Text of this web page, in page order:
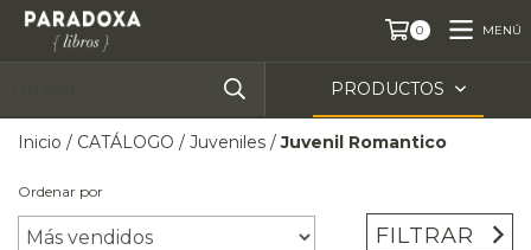
0 MENÚ
PRODUCTOS
Inicio / CATÁLOGO / Juveniles / Juvenil Romantico
Ordenar por
FILTRAR